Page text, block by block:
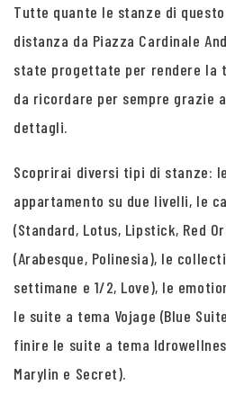
Tutte quante le stanze di
distanza da Piazza Cardinale
state progettate per rendere la
da ricordare per sempre grazie
dettagli.
Scoprirai diversi tipi di stanze:
appartamento su due livelli, le
(Standard, Lotus, Lipstick, Red
(Arabesque, Polinesia), le
settimane e 1/2, Love), le
le suite a tema Vojage (Blue
finire le suite a tema
Marylin e Secret).